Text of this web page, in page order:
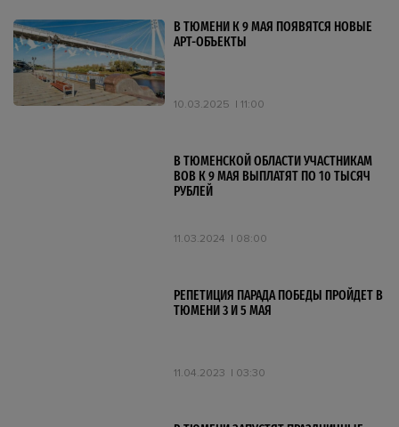
В ТЮМЕНИ К 9 МАЯ ПОЯВЯТСЯ НОВЫЕ
АРТ-ОБЪЕКТЫ
10.03.2025 11:00
В ТЮМЕНСКОЙ ОБЛАСТИ УЧАСТНИКАМ
ВОВ К 9 МАЯ ВЫПЛАТЯТ ПО 10 ТЫСЯЧ
РУБЛЕЙ
11.03.2024 08:00
РЕПЕТИЦИЯ ПАРАДА ПОБЕДЫ ПРОЙДЕТ В
ТЮМЕНИ 3 И 5 МАЯ
11.04.2023 03:30